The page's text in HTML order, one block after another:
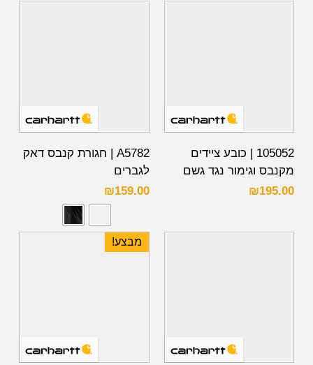
105052 | כובע ציידים
מקנבס וגימור נגד גשם
₪195.00
A5782 | חגורת קנבס דאק
לגברים
₪159.00
מבצע!